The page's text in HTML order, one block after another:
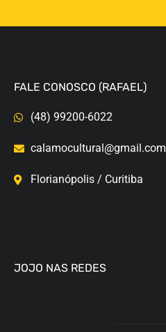
FALE CONOSCO (RAFAEL)
(48) 99200-6022
calamocultural@gmail.com
Florianópolis / Curitiba
JOJO NAS REDES